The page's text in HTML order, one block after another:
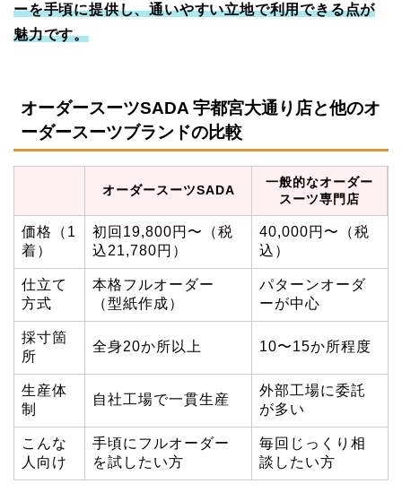
ーを手頃に提供し、通いやすい立地で利用できる点が
魅力です。
オーダースーツSADA 宇都宮大通り店と他のオ
ーダースーツブランドの比較
オーダースーツSADA
一般的なオーダー
スーツ専門店
価格（1
着）
初回19,800円〜（税
込21,780円）
40,000円〜（税
込）
仕立て
方式
本格フルオーダー
（型紙作成）
パターンオーダ
ーが中心
採寸箇
所
全身20か所以上 10〜15か所程度
生産体
制
自社工場で一貫生産
外部工場に委託
が多い
こんな
人向け
手頃にフルオーダー
を試したい方
毎回じっくり相
談したい方